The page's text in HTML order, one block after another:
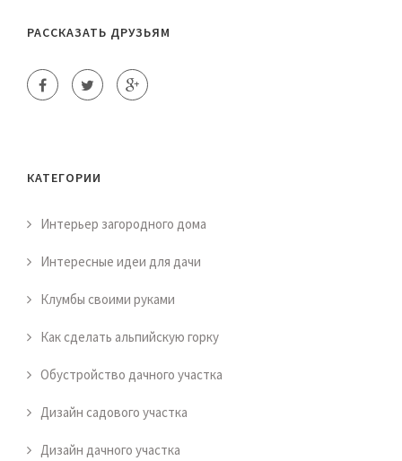
РАССКАЗАТЬ ДРУЗЬЯМ
КАТЕГОРИИ
Интерьер загородного дома
Интересные идеи для дачи
Клумбы своими руками
Как сделать альпийскую горку
Обустройство дачного участка
Дизайн садового участка
Дизайн дачного участка